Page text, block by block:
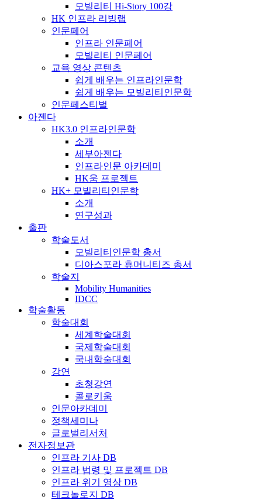
모빌리티 Hi-Story 100강
HK 인프라 리빙랩
인문페어
인프라 인문페어
모빌리티 인문페어
교육 영상 콘텐츠
쉽게 배우는 인프라인문학
쉽게 배우는 모빌리티인문학
인문페스티벌
아젠다
HK3.0 인프라인문학
소개
세부아젠다
인프라인문 아카데미
HK움 프로젝트
HK+ 모빌리티인문학
소개
연구성과
출판
학술도서
모빌리티인문학 총서
디아스포라 휴머니티즈 총서
학술지
Mobility Humanities
IDCC
학술활동
학술대회
세계학술대회
국제학술대회
국내학술대회
강연
초청강연
콜로키움
인문아카데미
정책세미나
글로벌리서처
전자정보관
인프라 기사 DB
인프라 법령 및 프로젝트 DB
인프라 위기 영상 DB
테크놀로지 DB